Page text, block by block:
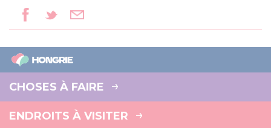
CHOSES À FAIRE
ENDROITS À VISITER